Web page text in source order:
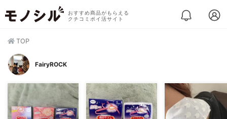
おすすめ商品がもらえる
クチコミポイ活サイト
TOP
FairyROCK